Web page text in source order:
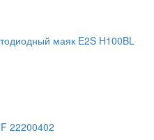
маяк E2S H100BL
22200402